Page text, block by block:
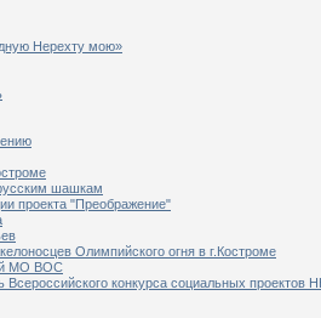
Нерехту мою»
шашкам
проекта "Преображение"
Олимпийского огня в г.Костроме
МО ВОС
конкурса социальных проектов